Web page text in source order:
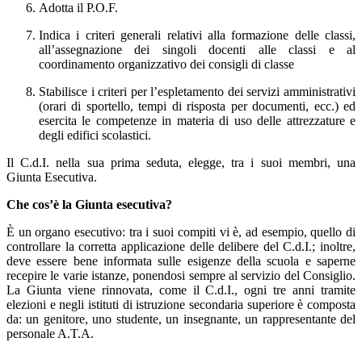
Adotta il P.O.F.
Indica i criteri generali relativi alla formazione delle classi,
all’assegnazione dei singoli docenti alle classi e al
coordinamento organizzativo dei consigli di classe
Stabilisce i criteri per l’espletamento dei servizi amministrativi
(orari di sportello, tempi di risposta per documenti, ecc.) ed
esercita le competenze in materia di uso delle attrezzature e
degli edifici scolastici.
Il C.d.I. nella sua prima seduta, elegge, tra i suoi membri, una
Giunta Esecutiva.
Che cos’è la Giunta esecutiva?
È un organo esecutivo: tra i suoi compiti vi è, ad esempio, quello di
controllare la corretta applicazione delle delibere del C.d.I.; inoltre,
deve essere bene informata sulle esigenze della scuola e saperne
recepire le varie istanze, ponendosi sempre al servizio del Consiglio.
La Giunta viene rinnovata, come il C.d.I., ogni tre anni tramite
elezioni e negli istituti di istruzione secondaria superiore è composta
da: un genitore, uno studente, un insegnante, un rappresentante del
personale A.T.A.